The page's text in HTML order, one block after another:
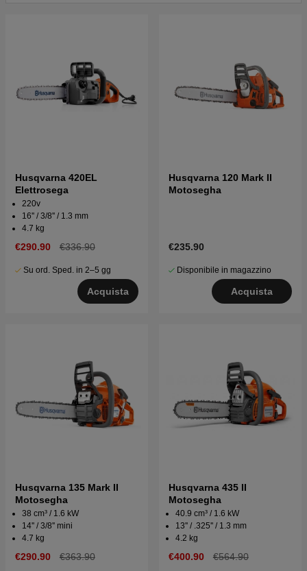
Husqvarna 420EL
Elettrosega
220v
16'' / 3/8'' / 1.3 mm
4.7 kg
€290.90 €336.90
Su ord. Sped. in 2–5 gg
Acquista
Husqvarna 120 Mark II
Motosegha
€235.90
Disponibile in magazzino
Acquista
Husqvarna 135 Mark II
Motosegha
38 cm³ / 1.6 kW
14'' / 3/8'' mini
4.7 kg
€290.90 €363.90
Husqvarna 435 II
Motosegha
40.9 cm³ / 1.6 kW
13'' / .325'' / 1.3 mm
4.2 kg
€400.90 €564.90